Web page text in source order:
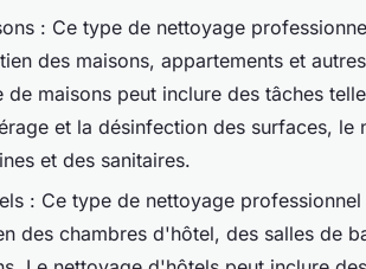
: Ce type de nettoyage
des maisons, appartements et
de maisons peut inclure des tâches
et la désinfection des surfaces, le
et des sanitaires.
: Ce type de nettoyage
des chambres d'hôtel, des salles de